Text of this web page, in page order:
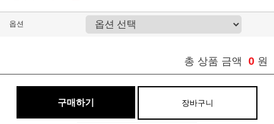
옵션
총 상품 금액 0 원
구매하기 장바구니